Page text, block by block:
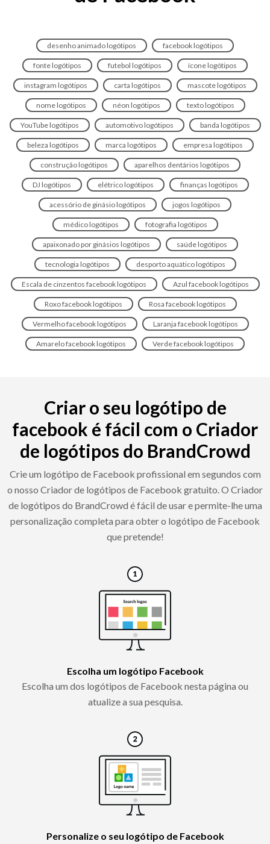
desenho animado logótipos facebook logótipos
fonte logótipos futebol logótipos ícone logótipos
instagram logótipos carta logótipos mascote logótipos
nome logótipos néon logótipos texto logótipos
YouTube logótipos automotivo logótipos banda logótipos
beleza logótipos marca logótipos empresa logótipos
construção logótipos aparelhos dentários logótipos
DJ logótipos elétrico logótipos finanças logótipos
acessório de ginásio logótipos jogos logótipos
médico logótipos fotografia logótipos
apaixonado por ginásios logótipos saúde logótipos
tecnologia logótipos desporto aquático logótipos
Escala de cinzentos facebook logótipos Azul facebook logótipos
Roxo facebook logótipos Rosa facebook logótipos
Vermelho facebook logótipos Laranja facebook logótipos
Amarelo facebook logótipos Verde facebook logótipos
Criar o seu logótipo de
facebook é fácil com o Criador
de logótipos do BrandCrowd
Crie um logótipo de Facebook profissional em segundos com
o nosso Criador de logótipos de Facebook gratuito. O Criador
de logótipos do BrandCrowd é fácil de usar e permite-lhe uma
personalização completa para obter o logótipo de Facebook
que pretende!
Escolha um logótipo Facebook
Escolha um dos logótipos de Facebook nesta página ou
atualize a sua pesquisa.
Personalize o seu logótipo de Facebook